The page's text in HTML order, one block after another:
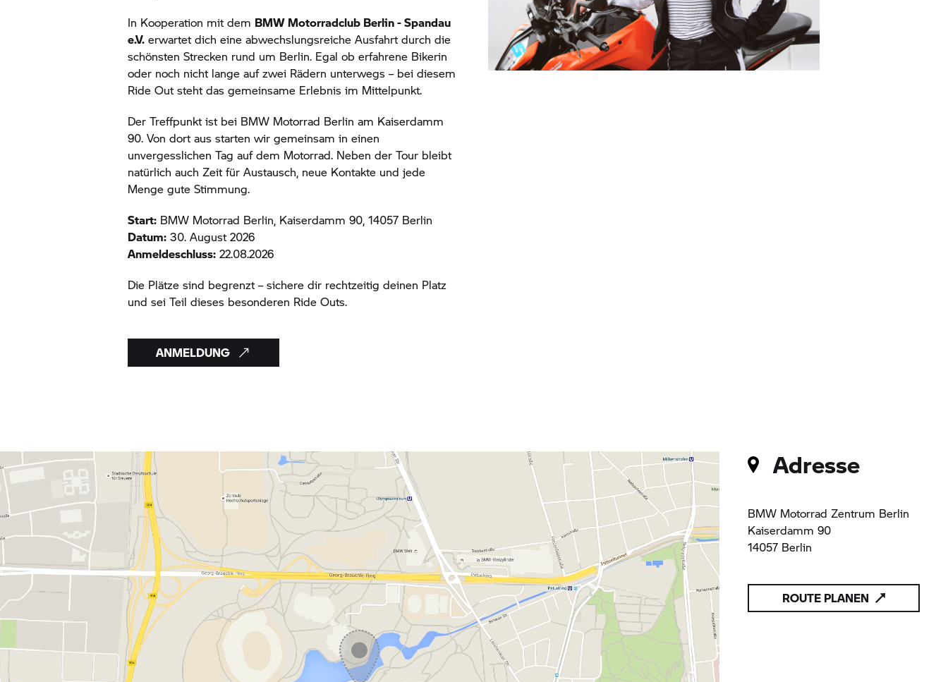
In Kooperation mit dem BMW Motorradclub Berlin - Spandau
e.V. erwartet dich eine abwechslungsreiche Ausfahrt durch die
schönsten Strecken rund um Berlin. Egal ob erfahrene Bikerin
oder noch nicht lange auf zwei Rädern unterwegs – bei diesem
Ride Out steht das gemeinsame Erlebnis im Mittelpunkt.
Der Treffpunkt ist bei BMW Motorrad Berlin am Kaiserdamm
90. Von dort aus starten wir gemeinsam in einen
unvergesslichen Tag auf dem Motorrad. Neben der Tour bleibt
natürlich auch Zeit für Austausch, neue Kontakte und jede
Menge gute Stimmung.
Start: BMW Motorrad Berlin, Kaiserdamm 90, 14057 Berlin
Datum: 30. August 2026
Anmeldeschluss: 22.08.2026
Die Plätze sind begrenzt – sichere dir rechtzeitig deinen Platz
und sei Teil dieses besonderen Ride Outs.
ANMELDUNG
Adresse
BMW Motorrad Zentrum Berlin
Kaiserdamm 90
14057 Berlin
ROUTE PLANEN